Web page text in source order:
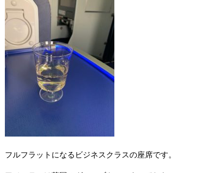
フルフラットになるビジネスクラスの座席です。